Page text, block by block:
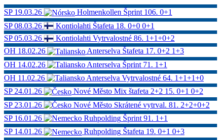
SP 19.03.26 Holmenkollen Šprint 106. 0+1
SP 08.03.26 Kontiolahti Štafeta 18. 0+0 0+1
SP 05.03.26 Kontiolahti Vytrvalostné 86. 1+1+0+2
OH 18.02.26 Anterselva Štafeta 17. 0+2 1+3
OH 14.02.26 Anterselva Šprint 71. 1+1
OH 11.02.26 Anterselva Vytrvalostné 64. 1+1+1+0
SP 24.01.26 Nové Město Mix štafeta 2+2 15. 0+1 0+2
SP 23.01.26 Nové Město Skrátené vytrval. 81. 2+2+0+2
SP 16.01.26 Ruhpolding Šprint 91. 1+1
SP 14.01.26 Ruhpolding Štafeta 19. 0+1 0+3